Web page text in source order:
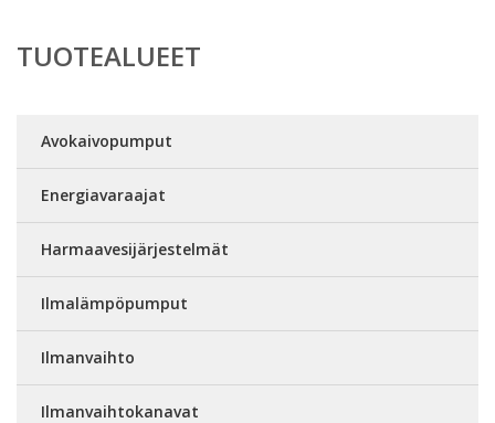
TUOTEALUEET
Avokaivopumput
Energiavaraajat
Harmaavesijärjestelmät
Ilmalämpöpumput
Ilmanvaihto
Ilmanvaihtokanavat